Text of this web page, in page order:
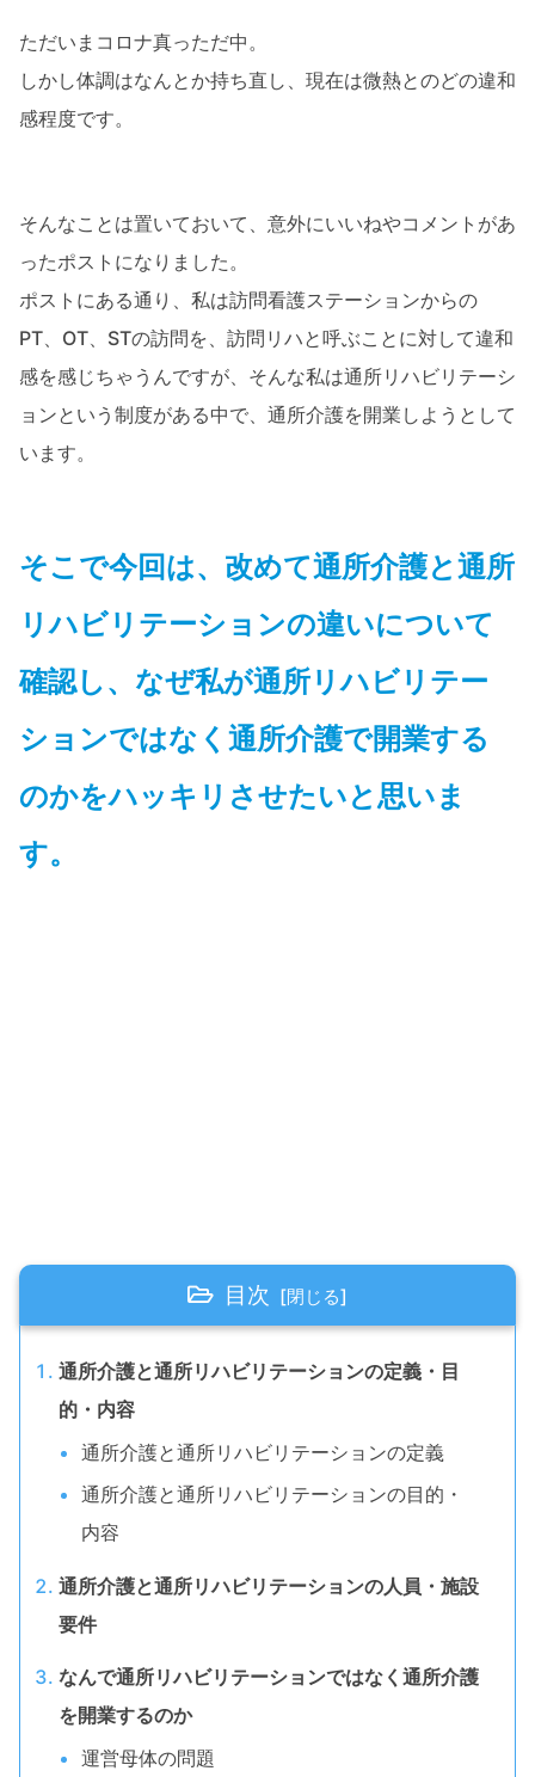
ただいまコロナ真っただ中。
しかし体調はなんとか持ち直し、現在は微熱とのどの違和
感程度です。
そんなことは置いておいて、意外にいいねやコメントがあ
ったポストになりました。
ポストにある通り、私は訪問看護ステーションからの
PT、OT、STの訪問を、訪問リハと呼ぶことに対して違和
感を感じちゃうんですが、そんな私は通所リハビリテーシ
ョンという制度がある中で、通所介護を開業しようとして
います。
そこで今回は、改めて通所介護と通所
リハビリテーションの違いについて
確認し、なぜ私が通所リハビリテー
ションではなく通所介護で開業する
のかをハッキリさせたいと思いま
す。
目次
通所介護と通所リハビリテーションの定義・目
的・内容
通所介護と通所リハビリテーションの定義
通所介護と通所リハビリテーションの目的・
内容
通所介護と通所リハビリテーションの人員・施設
要件
なんで通所リハビリテーションではなく通所介護
を開業するのか
運営母体の問題